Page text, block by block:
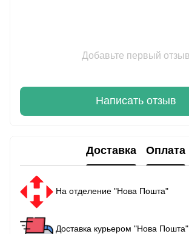
Добавьте первый отзыв
Написать отзыв
Доставка Оплата
На отделение "Нова Пошта"
Доставка курьером "Нова